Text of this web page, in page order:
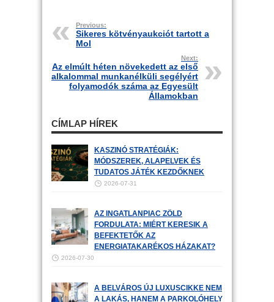
Previous:
Sikeres kötvényaukciót tartott a
Mol
Next:
Az elmúlt héten növekedett az első
alkalommal munkanélküli segélyért
folyamodók száma az Egyesült
Államokban
CÍMLAP HÍREK
KASZINÓ STRATÉGIÁK:
MÓDSZEREK, ALAPELVEK ÉS
TUDATOS JÁTÉK KEZDŐKNEK
2026-07-31
AZ INGATLANPIAC ZÖLD
FORDULATA: MIÉRT KERESIK A
BEFEKTETŐK AZ
ENERGIATAKARÉKOS HÁZAKAT?
2026-07-30
A BELVÁROS ÚJ LUXUSCIKKE NEM
A LAKÁS, HANEM A PARKOLÓHELY